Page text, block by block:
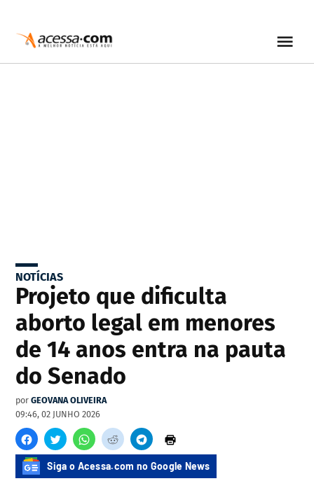
NOTÍCIAS
Projeto que dificulta
aborto legal em menores
de 14 anos entra na pauta
do Senado
por GEOVANA OLIVEIRA
09:46, 02 JUNHO 2026
Siga o Acessa.com no Google News